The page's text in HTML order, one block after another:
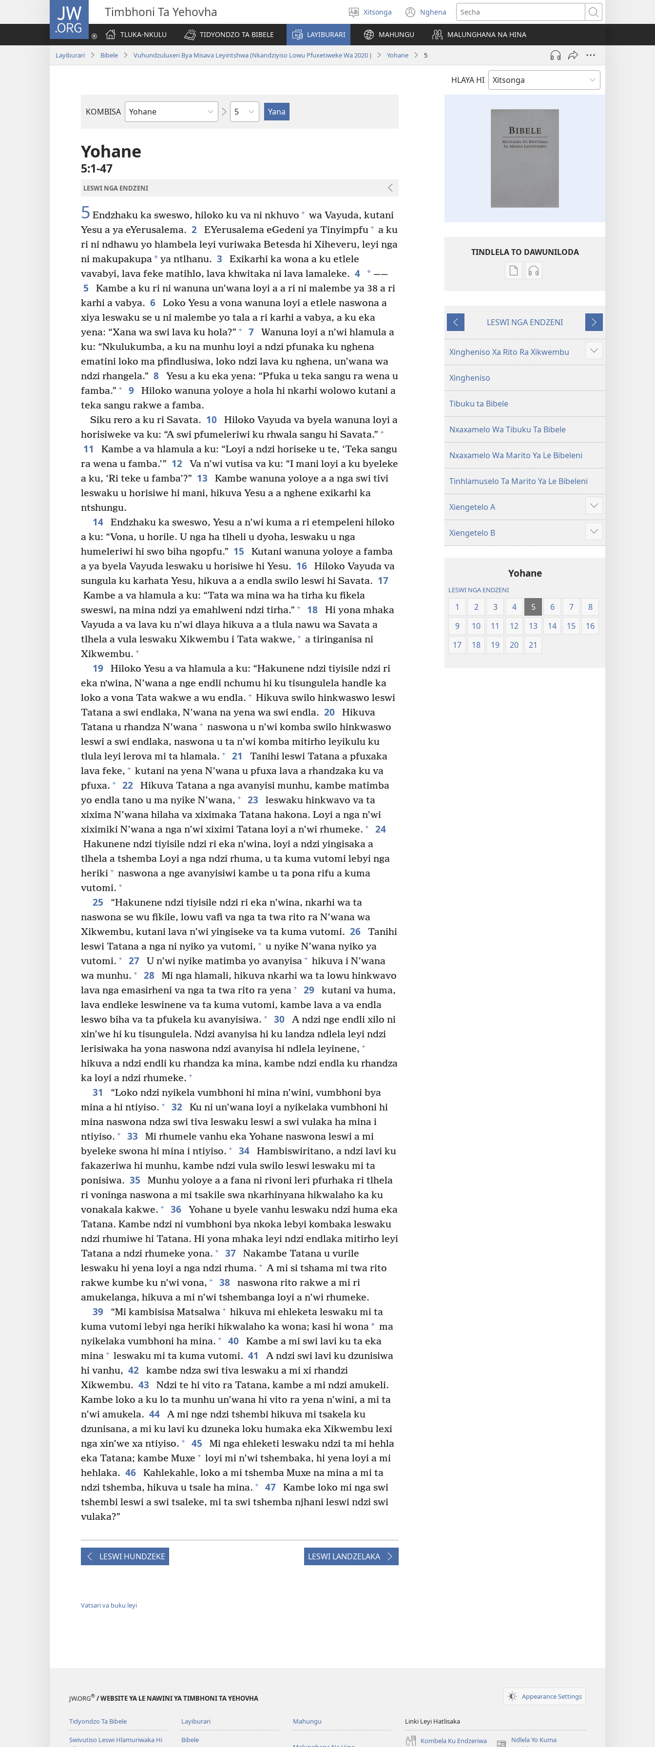
JW.ORG Timbhoni Ta Yehovha
Hlawula
ririmi
Xitsonga Nghena
(opens
new
window)
Secha
TLUKA-NKULU
TIDYONDZO TA BIBELE LAYIBURARI MAHUNGU MALUNGHANA NA HINA
Layiburari Bibele Vuhundzuluxeri Bya Misava Leyintshwa (Nkandziyiso Lowu Pfuxetiweke Wa 2020 ) Yohane 5
HLAYA HI
KOMBISA
Bible
Ndzima
Yohane
5:1-47
LESWI NGA ENDZENI
5 Endzhaku ka sweswo, hiloko ku va ni nkhuvo + wa Vayuda, kutani
Yesu a ya eYerusalema. 2 EYerusalema eGedeni ya Tinyimpfu + a ku
ri ni ndhawu yo hlambela leyi vuriwaka Betesda hi Xiheveru, leyi nga
ni makupakupa* ya ntlhanu. 3
Exikarhi ka wona a ku etlele
vavabyi, lava feke matihlo, lava khwitaka ni lava lamaleke. 4 *——
5
Kambe a ku ri ni wanuna un’wana loyi a a ri ni malembe ya 38 a ri
karhi a vabya. 6
Loko Yesu a vona wanuna loyi a etlele naswona a
xiya leswaku se u ni malembe yo tala a ri karhi a vabya, a ku eka
yena: “Xana wa swi lava ku hola?” + 7
Wanuna loyi a n’wi hlamula a
ku: “Nkulukumba, a ku na munhu loyi a ndzi pfunaka ku nghena
ematini loko ma pfindlusiwa, loko ndzi lava ku nghena, un’wana wa
ndzi rhangela.” 8
Yesu a ku eka yena: “Pfuka u teka sangu ra wena u
famba.” + 9
Hiloko wanuna yoloye a hola hi nkarhi wolowo kutani a
teka sangu rakwe a famba.
Siku rero a ku ri Savata. 10
Hiloko Vayuda va byela wanuna loyi a
horisiweke va ku: “A swi pfumeleriwi ku rhwala sangu hi Savata.” +
11
Kambe a va hlamula a ku: “Loyi a ndzi horiseke u te, ‘Teka sangu
ra wena u famba.’” 12
Va n’wi vutisa va ku: “I mani loyi a ku byeleke
a ku, ‘Ri teke u famba’?” 13
Kambe wanuna yoloye a a nga swi tivi
leswaku u horisiwe hi mani, hikuva Yesu a a nghene exikarhi ka
ntshungu.
14
Endzhaku ka sweswo, Yesu a n’wi kuma a ri etempeleni hiloko
a ku: “Vona, u horile. U nga ha tlheli u dyoha, leswaku u nga
humeleriwi hi swo biha ngopfu.” 15
Kutani wanuna yoloye a famba
a ya byela Vayuda leswaku u horisiwe hi Yesu. 16
Hiloko Vayuda va
sungula ku karhata Yesu, hikuva a a endla swilo leswi hi Savata. 17
Kambe a va hlamula a ku: “Tata wa mina wa ha tirha ku fikela
sweswi, na mina ndzi ya emahlweni ndzi tirha.” + 18
Hi yona mhaka
Vayuda a va lava ku n’wi dlaya hikuva a a tlula nawu wa Savata a
tlhela a vula leswaku Xikwembu i Tata wakwe, + a tiringanisa ni
Xikwembu. +
19
Hiloko Yesu a va hlamula a ku: “Hakunene ndzi tiyisile ndzi ri
eka nʼwina, N’wana a nge endli nchumu hi ku tisungulela handle ka
loko a vona Tata wakwe a wu endla. + Hikuva swilo hinkwaswo leswi
Tatana a swi endlaka, N’wana na yena wa swi endla. 20
Hikuva
Tatana u rhandza N’wana + naswona u n’wi komba swilo hinkwaswo
leswi a swi endlaka, naswona u ta n’wi komba mitirho leyikulu ku
tlula leyi lerova mi ta hlamala. + 21
Tanihi leswi Tatana a pfuxaka
lava feke, + kutani na yena N’wana u pfuxa lava a rhandzaka ku va
pfuxa. + 22
Hikuva Tatana a nga avanyisi munhu, kambe matimba
yo endla tano u ma nyike N’wana, + 23
leswaku hinkwavo va ta
xixima N’wana hilaha va xiximaka Tatana hakona. Loyi a nga n’wi
xiximiki N’wana a nga n’wi xiximi Tatana loyi a n’wi rhumeke. + 24
Hakunene ndzi tiyisile ndzi ri eka n’wina, loyi a ndzi yingisaka a
tlhela a tshemba Loyi a nga ndzi rhuma, u ta kuma vutomi lebyi nga
heriki + naswona a nge avanyisiwi kambe u ta pona rifu a kuma
vutomi. +
25
“Hakunene ndzi tiyisile ndzi ri eka n’wina, nkarhi wa ta
naswona se wu fikile, lowu vafi va nga ta twa rito ra N’wana wa
Xikwembu, kutani lava n’wi yingiseke va ta kuma vutomi. 26
Tanihi
leswi Tatana a nga ni nyiko ya vutomi, + u nyike N’wana nyiko ya
vutomi. + 27 U n’wi nyike matimba yo avanyisa + hikuva i N’wana
wa munhu. + 28
Mi nga hlamali, hikuva nkarhi wa ta lowu hinkwavo
lava nga emasirheni va nga ta twa rito ra yena + 29
kutani va huma,
lava endleke leswinene va ta kuma vutomi, kambe lava a va endla
leswo biha va ta pfukela ku avanyisiwa. + 30
A ndzi nge endli xilo ni
xin’we hi ku tisungulela. Ndzi avanyisa hi ku landza ndlela leyi ndzi
lerisiwaka ha yona naswona ndzi avanyisa hi ndlela leyinene, +
hikuva a ndzi endli ku rhandza ka mina, kambe ndzi endla ku rhandza
ka loyi a ndzi rhumeke. +
31
“Loko ndzi nyikela vumbhoni hi mina n’wini, vumbhoni bya
mina a hi ntiyiso. + 32
Ku ni un’wana loyi a nyikelaka vumbhoni hi
mina naswona ndza swi tiva leswaku leswi a swi vulaka ha mina i
ntiyiso. + 33
Mi rhumele vanhu eka Yohane naswona leswi a mi
byeleke swona hi mina i ntiyiso. + 34
Hambiswiritano, a ndzi lavi ku
fakazeriwa hi munhu, kambe ndzi vula swilo leswi leswaku mi ta
ponisiwa. 35
Munhu yoloye a a fana ni rivoni leri pfurhaka ri tlhela
ri voninga naswona a mi tsakile swa nkarhinyana hikwalaho ka ku
vonakala kakwe. + 36
Yohane u byele vanhu leswaku ndzi huma eka
Tatana. Kambe ndzi ni vumbhoni bya nkoka lebyi kombaka leswaku
ndzi rhumiwe hi Tatana. Hi yona mhaka leyi ndzi endlaka mitirho leyi
Tatana a ndzi rhumeke yona. + 37
Nakambe Tatana u vurile
leswaku hi yena loyi a nga ndzi rhuma. + A mi si tshama mi twa rito
rakwe kumbe ku n’wi vona, + 38
naswona rito rakwe a mi ri
amukelanga, hikuva a mi n’wi tshembanga loyi a n’wi rhumeke.
39 “Mi kambisisa Matsalwa + hikuva mi ehleketa leswaku mi ta
kuma vutomi lebyi nga heriki hikwalaho ka wona; kasi hi wona* ma
nyikelaka vumbhoni ha mina. + 40
Kambe a mi swi lavi ku ta eka
mina + leswaku mi ta kuma vutomi. 41
A ndzi swi lavi ku dzunisiwa
hi vanhu, 42
kambe ndza swi tiva leswaku a mi xi rhandzi
Xikwembu. 43
Ndzi te hi vito ra Tatana, kambe a mi ndzi amukeli.
Kambe loko a ku lo ta munhu un’wana hi vito ra yena n’wini, a mi ta
n’wi amukela. 44
A mi nge ndzi tshembi hikuva mi tsakela ku
dzunisana, a mi ku lavi ku dzuneka loku humaka eka Xikwembu lexi
nga xin’we xa ntiyiso. + 45
Mi nga ehleketi leswaku ndzi ta mi hehla
eka Tatana; kambe Muxe + loyi mi n’wi tshembaka, hi yena loyi a mi
hehlaka. 46
Kahlekahle, loko a mi tshemba Muxe na mina a mi ta
ndzi tshemba, hikuva u tsale ha mina. + 47
Kambe loko mi nga swi
tshembi leswi a swi tsaleke, mi ta swi tshemba njhani leswi ndzi swi
vulaka?”
LESWI HUNDZEKE LESWI LANDZELAKA
Vatsari va buku leyi
TINDLELA TO DAWUNILODA
Tindlela
ya
Bibele
—
Kwetsima
Misava
Leyintshwa
(Leyi
pfuxetiweke
Tindlela
rhekhodiweke
—
Matsalwa
Ya
Leyintshwa
(Leyi
pfuxetiweke
hi
LESWI
HUNDZEKE
LESWI NGA ENDZENI
LESWI
LANDZELAKA
Xingheniso Xa Rito Ra Xikwembu
Show
more
Xingheniso
Tibuku ta Bibele
Nxaxamelo Wa Tibuku Ta Bibele
Nxaxamelo Wa Marito Ya Le Bibeleni
Tinhlamuselo Ta Marito Ya Le Bibeleni
Xiengetelo A
Show
more
Xiengetelo B
Show
more
Yohane
LESWI NGA ENDZENI
1 2 3 4 5 6 7
8
9
10 11 12 13 14 15
16
17
18 19 20 21
JW.ORG® / WEBSITE YA LE NAWINI YA TIMBHONI TA YEHOVHA Appearance Settings
Tidyondzo Ta Bibele
Swivutiso Leswi Hlamuriwaka Hi
Layiburari
Bibele
Mahungu Linki Leyi Hatlisaka
Kombela Ku Endzeriwa
Ndlela Yo Kuma